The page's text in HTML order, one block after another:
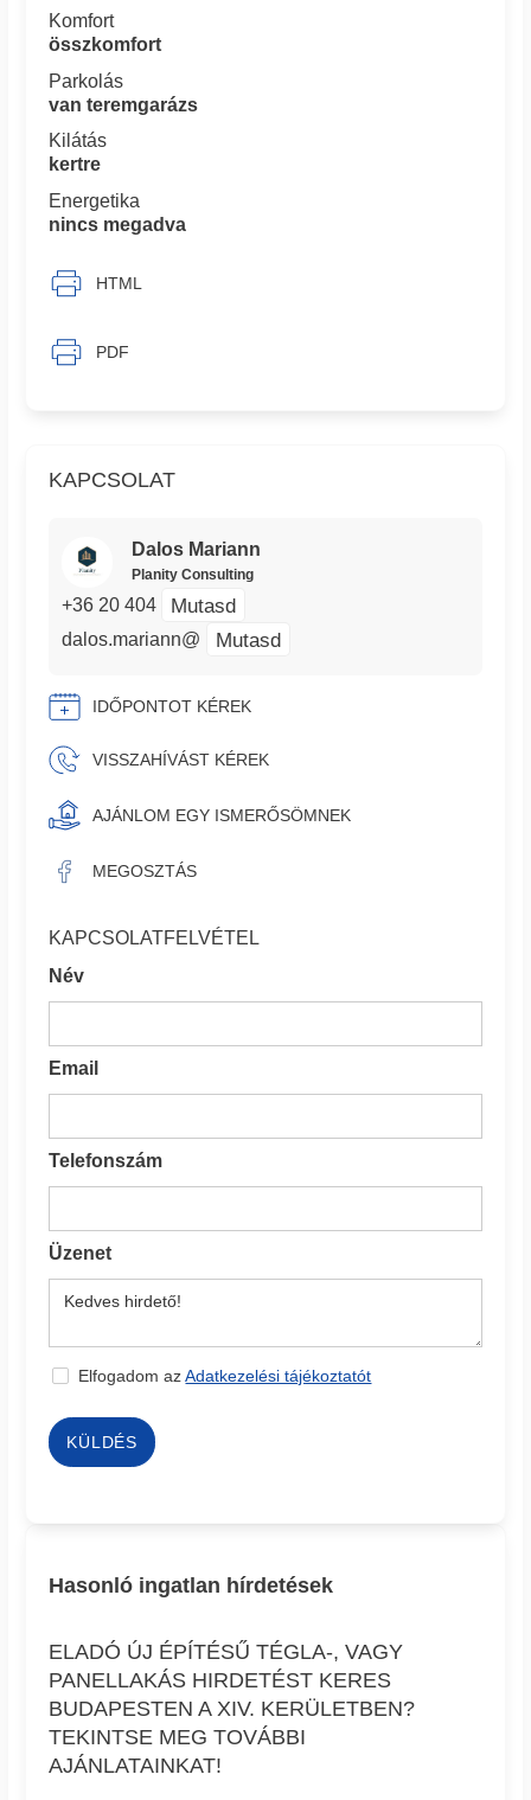
KAPCSOLAT
Dalos Mariann
Planity Consulting
+36 20 404 Mutasd
dalos.mariann@ Mutasd
IDŐPONTOT KÉREK
VISSZAHÍVÁST KÉREK
AJÁNLOM EGY ISMERŐSÖMNEK
MEGOSZTÁS
KAPCSOLATFELVÉTEL
Név
Email
Telefonszám
Üzenet
Elfogadom azAdatkezelési tájékoztatót
KÜLDÉS
Komfort
összkomfort
Parkolás
van teremgarázs
Kilátás
kertre
Energetika
nincs megadva
HTML
PDF
Hasonló ingatlan hírdetések
ELADÓ ÚJ ÉPÍTÉSŰ TÉGLA-, VAGY
PANELLAKÁS HIRDETÉST KERES
BUDAPESTEN A XIV. KERÜLETBEN?
TEKINTSE MEG TOVÁBBI
AJÁNLATAINKAT!